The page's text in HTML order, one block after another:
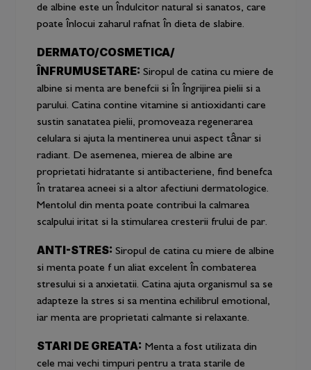
de albine este un îndulcitor natural si sanatos, care
poate înlocui zaharul rafnat în dieta de slabire.
DERMATO/COSMETICA/
ÎNFRUMUSETARE: Siropul de catina cu miere de
albine si menta are benefcii si în îngrijirea pielii si a
parului. Catina contine vitamine si antioxidanti care
sustin sanatatea pielii, promoveaza regenerarea
celulara si ajuta la mentinerea unui aspect tânar si
radiant. De asemenea, mierea de albine are
proprietati hidratante si antibacteriene, find benefca
în tratarea acneei si a altor afectiuni dermatologice.
Mentolul din menta poate contribui la calmarea
scalpului iritat si la stimularea cresterii frului de par.
ANTI-STRES: Siropul de catina cu miere de albine
si menta poate f un aliat excelent în combaterea
stresului si a anxietatii. Catina ajuta organismul sa se
adapteze la stres si sa mentina echilibrul emotional,
iar menta are proprietati calmante si relaxante.
STARI DE GREATA: Menta a fost utilizata din
cele mai vechi timpuri pentru a trata starile de